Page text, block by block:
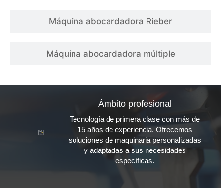
Máquina abocardadora Rieber
Máquina abocardadora múltiple
Ámbito profesional
Tecnología de primera clase con más de
15 años de experiencia. Ofrecemos
soluciones de maquinaria personalizadas
y adaptadas a sus necesidades
específicas.